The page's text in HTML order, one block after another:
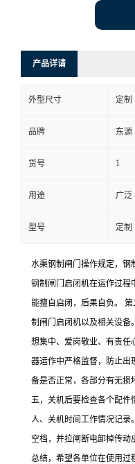
产品详请
外型尺寸 定制
品牌 东源
货号 1
用途 广泛
型号 定制
水渠钢制闸门操作规定，钢
钢制闸门启闭机在运作过程
能擅自启闭，后果自负。
制闸门启闭机以及相关设备
想集中、爱岗敬业、有责任
器运作中严格监督，防止出
备是否正常，各部分有无损
五，关机后要检查各个配件
人、关机时间工作情况记录
空档，并拉闸断电卸掉传
总结，希望各单位在使用过